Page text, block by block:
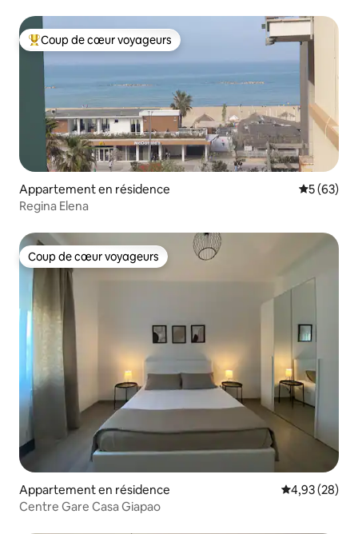
Coups de cœur voyageurs les plus appréciés
Coup de cœur voyageurs
Appartement en résidence
5 (63)
Regina Elena
Coup de cœur voyageurs
Coup de cœur voyageurs
Appartement en résidence Évaluation
4,93 (28)
Centre Gare Casa Giapao